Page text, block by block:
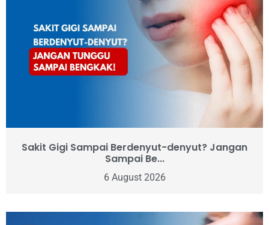
Sakit Gigi Sampai Berdenyut-denyut? Jangan
Sampai Be...
6 August 2026